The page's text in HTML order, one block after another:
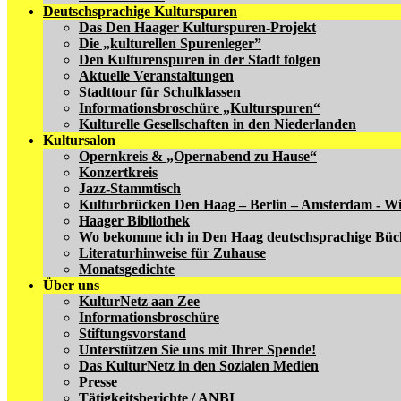
Deutschsprachige Kulturspuren
Das Den Haager Kulturspuren-Projekt
Die „kulturellen Spurenleger”
Den Kulturenspuren in der Stadt folgen
Aktuelle Veranstaltungen
Stadttour für Schulklassen
Informationsbroschüre „Kulturspuren“
Kulturelle Gesellschaften in den Niederlanden
Kultursalon
Opernkreis & „Opernabend zu Hause“
Konzertkreis
Jazz-Stammtisch
Kulturbrücken Den Haag – Berlin – Amsterdam -
Haager Bibliothek
Wo bekomme ich in Den Haag deutschsprachige
Literaturhinweise für Zuhause
Monatsgedichte
Über uns
KulturNetz aan Zee
Informationsbroschüre
Stiftungsvorstand
Unterstützen Sie uns mit Ihrer Spende!
Das KulturNetz in den Sozialen Medien
Presse
Tätigkeitsberichte / ANBI